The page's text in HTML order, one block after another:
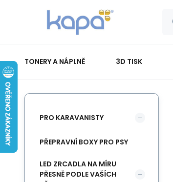
TONERY A NÁPLNĚ 3D TISK
PAPÍR-ETIKETY-BLOKY-OBÁLKY
PRO KARAVANISTY
PŘEPRAVNÍ BOXY PRO PSY
LED ZRCADLA NA MÍRU
PŘESNĚ PODLE VAŠÍCH